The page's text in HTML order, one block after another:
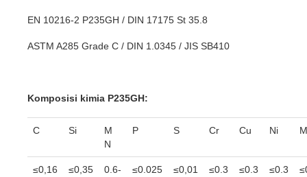
EN 10216-2 P235GH / DIN 17175 St 35.8
ASTM A285 Grade C / DIN 1.0345 / JIS SB410
Komposisi kimia P235GH:
C Si
M
N
P S Cr Cu Ni
≤0,16 ≤0,35
0.6-
≤0.025 ≤0,01 ≤0.3 ≤0.3 ≤0.3